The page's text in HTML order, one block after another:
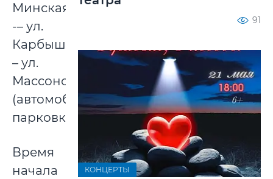
Минская
-– ул.
Карбышева
– ул.
Массонова
(автомобильная
парковка).
Время
начала
91
КОНЦЕРТЫ